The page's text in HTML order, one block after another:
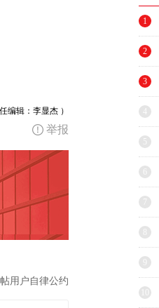
任编辑：李显杰 ）
举报
用户自律公约
1
2
3
5
7